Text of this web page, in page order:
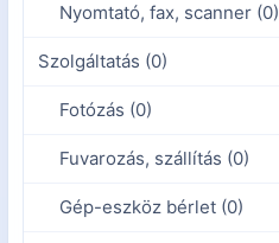
Nyomtató, fax, scanner (0)
Szolgáltatás (0)
Fotózás (0)
Fuvarozás, szállítás (0)
Gép-eszköz bérlet (0)